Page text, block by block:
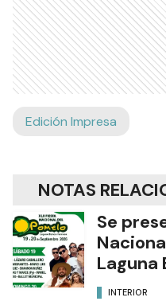
Edición Impresa
NOTAS
Se
Laguna
INTERIOR